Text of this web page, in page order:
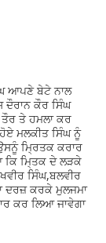
ਆਪਣੇ ਬੇਟੇ ਨਾਲ
ਕੌਰ ਸਿੰਘ
ਤੇ ਹਮਲਾ ਕਰ
ਮਲਕੀਤ ਸਿੰਘ ਨੂੰ
ਮ੍ਰਿਤਕ ਕਰਾਰ
ਕਿ ਮਿ੍ਤਕ ਦੇ ਲੜਕੇ
ਸਿੰਘ,ਬਲਵੀਰ
ਦਰਜ਼ ਕਰਕੇ ਮੁਲਜਮਾ
ਕਰ ਲਿਆ ਜਾਵੇਗਾ